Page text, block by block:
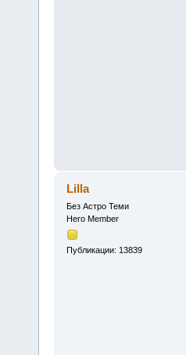
Lilla
Без Астро Теми
Hero Member
Публикации: 13839